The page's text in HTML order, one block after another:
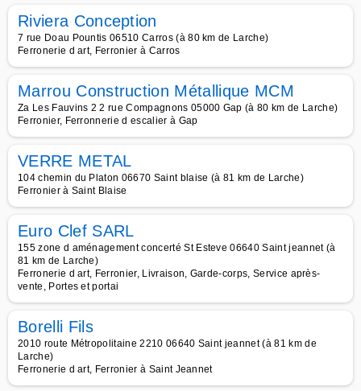
Riviera Conception
7 rue Doau Pountis 06510 Carros (à 80 km de Larche)
Ferronerie d art, Ferronier à Carros
Marrou Construction Métallique MCM
Za Les Fauvins 2 2 rue Compagnons 05000 Gap (à 80 km de Larche)
Ferronier, Ferronnerie d escalier à Gap
VERRE METAL
104 chemin du Platon 06670 Saint blaise (à 81 km de Larche)
Ferronier à Saint Blaise
Euro Clef SARL
155 zone d aménagement concerté St Esteve 06640 Saint jeannet (à
81 km de Larche)
Ferronerie d art, Ferronier, Livraison, Garde-corps, Service après-
vente, Portes et portai
Borelli Fils
2010 route Métropolitaine 2210 06640 Saint jeannet (à 81 km de
Larche)
Ferronerie d art, Ferronier à Saint Jeannet